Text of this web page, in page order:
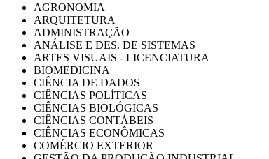
AGRONOMIA
ARQUITETURA
ADMINISTRAÇÃO
ANÁLISE E DES. DE SISTEMAS
ARTES VISUAIS - LICENCIATURA
BIOMEDICINA
CIÊNCIA DE DADOS
CIÊNCIAS POLÍTICAS
CIÊNCIAS BIOLÓGICAS
CIÊNCIAS CONTÁBEIS
CIÊNCIAS ECONÔMICAS
COMÉRCIO EXTERIOR